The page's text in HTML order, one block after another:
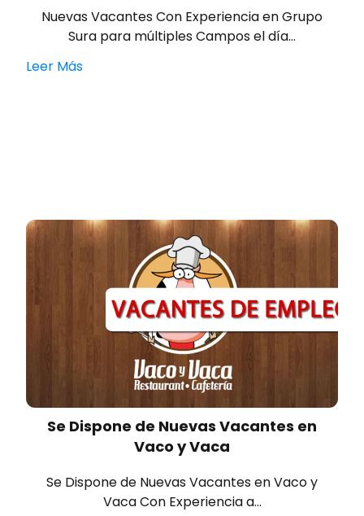
Nuevas Vacantes Con Experiencia en Grupo
Sura para múltiples Campos el día…
Leer Más
Se Dispone de Nuevas Vacantes en
Vaco y Vaca
Se Dispone de Nuevas Vacantes en Vaco y
Vaca Con Experiencia a…